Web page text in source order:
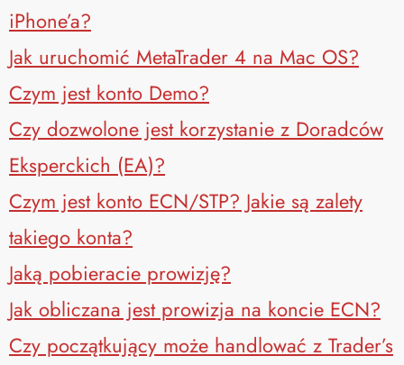
iPhone’a?
Jak uruchomić MetaTrader 4 na Mac OS?
Czym jest konto Demo?
Czy dozwolone jest korzystanie z Doradców
Eksperckich (EA)?
Czym jest konto ECN/STP? Jakie są zalety
takiego konta?
Jaką pobieracie prowizję?
Jak obliczana jest prowizja na koncie ECN?
Czy początkujący może handlować z Trader’s